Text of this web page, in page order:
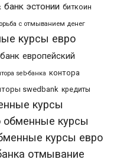
банк эстонии биткоин
с отмыванием денег
курсы евро
европейский
seb-банка контора
swedbank кредиты
курсы
обменные курсы
курсы евро
отмывание